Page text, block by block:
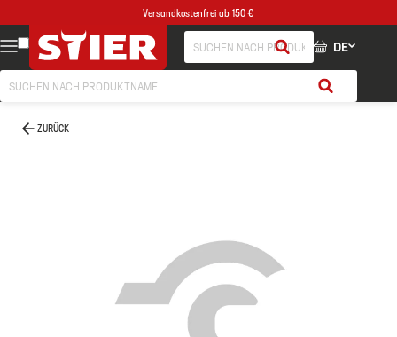
Versandkostenfrei ab 150 €
DE
ZURÜCK